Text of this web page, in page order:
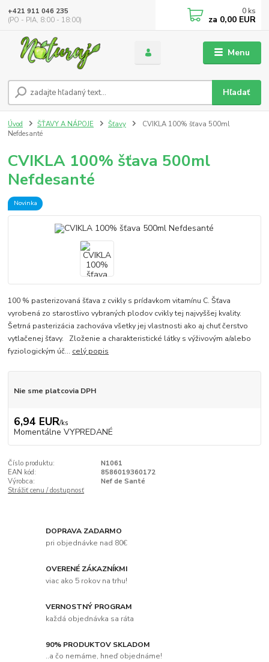
Menu
Hľadať
+421 911 046 235
(PO - PIA, 8:00 - 18:00)
0 ks
za 0,00 EUR
Úvod ŠŤAVY A NÁPOJE Šťavy
CVIKLA 100% šťava 500ml
Nefdesanté
CVIKLA 100% šťava 500ml
Nefdesanté
Novinka
100 % pasterizovaná šťava z cvikly s prídavkom vitamínu C. Šťava
vyrobená zo starostlivo vybraných plodov cvikly tej najvyššej kvality.
Šetrná pasterizácia zachováva všetky jej vlastnosti ako aj chuť čerstvo
vytlačenej šťavy. Zloženie a charakteristické látky s výživovým a/alebo
fyziologickým úč... celý popis
Nie sme platcovia DPH
6,94 EUR/ks
Momentálne VYPREDANÉ
Číslo produktu:
N1061
EAN kód:
8586019360172
Výrobca:
Nef de Santé
Strážiť cenu / dostupnosť
DOPRAVA ZADARMO
pri objednávke nad 80€
OVERENÉ ZÁKAZNÍKMI
viac ako 5 rokov na trhu!
VERNOSTNÝ PROGRAM
každá objednávka sa ráta
90% PRODUKTOV SKLADOM
..a čo nemáme, hneď objednáme!